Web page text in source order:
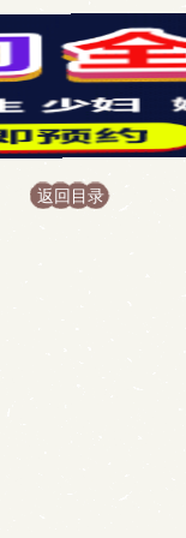
返回目录